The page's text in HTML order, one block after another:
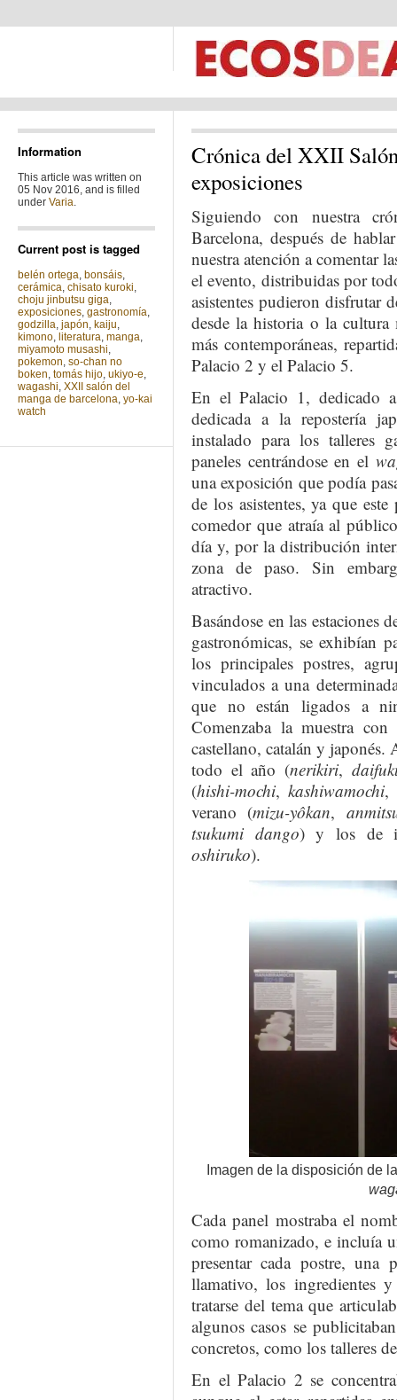
Information
This article was written on
05 Nov 2016, and is filled
under Varia.
Current post is tagged
belén ortega, bonsáis,
cerámica, chisato kuroki,
choju jinbutsu giga,
exposiciones, gastronomía,
godzilla, japón, kaiju,
kimono, literatura, manga,
miyamoto musashi,
pokemon, so-chan no
boken, tomás hijo, ukiyo-e,
wagashi, XXII salón del
manga de barcelona, yo-kai
watch
Crónica del XXII
exposiciones
Siguiendo con nuestra
Barcelona, después de
nuestra atención a comentar
el evento, distribuidas por
asistentes pudieron disfrutar
desde la historia o la cultura
más contemporáneas,
Palacio 2 y el Palacio 5.
En el Palacio 1, dedicado
dedicada a la repostería
instalado para los talleres
paneles centrándose en el
una exposición que podía
de los asistentes, ya que
comedor que atraía al
día y, por la distribución
zona de paso. Sin
atractivo.
Basándose en las estaciones
gastronómicas, se exhibían
los principales postres,
vinculados a una
que no están ligados a
Comenzaba la muestra
castellano, catalán y
todo el año (nerikiri,
(hishi-mochi,kashiwamochi,
verano (mizu-yôkan,
tsukumi dango) y los de
oshiruko).
Imagen de la disposición de
Cada panel mostraba el
como romanizado, e incluía
presentar cada postre,
llamativo, los ingredientes
tratarse del tema que
algunos casos se
concretos, como los talleres
En el Palacio 2 se